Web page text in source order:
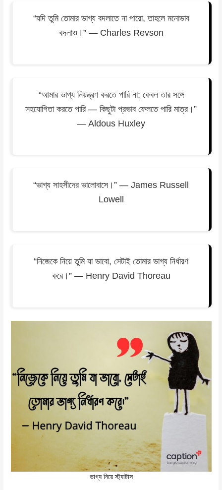
“যদি তুমি তোমার ভাগ্য বদলাতে না পারো, তাহলে মনোভাব
বদলাও।” — Charles Revson
“আমার ভাগ্য নিয়ন্ত্রণ করতে পারি না; কেবল তার সঙ্গে
সহযোগিতা করতে পারি — কিছুটা প্রভাব ফেলতে পারি মাত্র।”
— Aldous Huxley
“ভাগ্য সাহসীদের ভালোবাসে।” — James Russell
Lowell
“নিজেকে নিয়ে তুমি যা ভাবো, সেটাই তোমার ভাগ্য নির্ধারণ
করে।” — Henry David Thoreau
ভাগ্য নিয়ে স্ট্যাটাস